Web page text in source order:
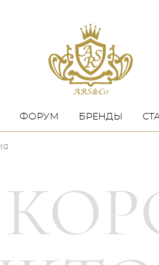
ФОРУМ БРЕНДЫ